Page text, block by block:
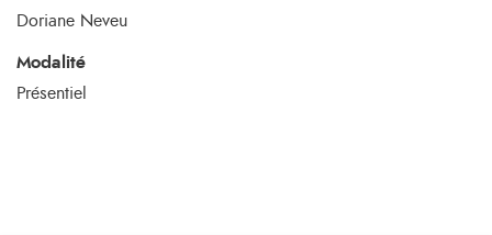
Doriane Neveu
Modalité
Présentiel